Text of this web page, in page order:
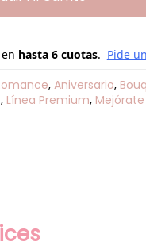
, Aniversario,
, Línea Premium,